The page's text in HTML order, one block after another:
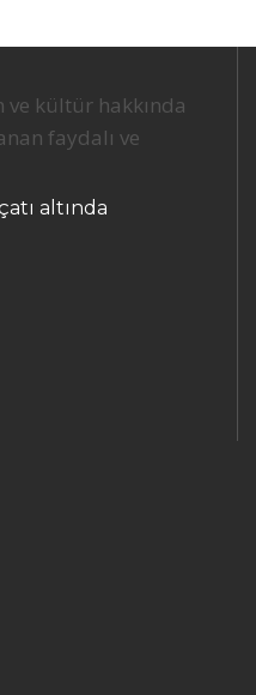
kültür hakkında
faydalı ve
altında